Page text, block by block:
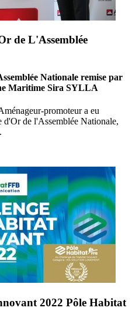
de L'Assemblée
Nationale remise par
Maritime Sira SYLLA
promoteur a eu
de l'Assemblée Nationale,
2022 Pôle Habitat